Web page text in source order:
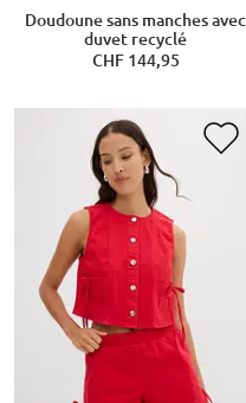
Doudoune sans manches avec
duvet recyclé
CHF 144,95